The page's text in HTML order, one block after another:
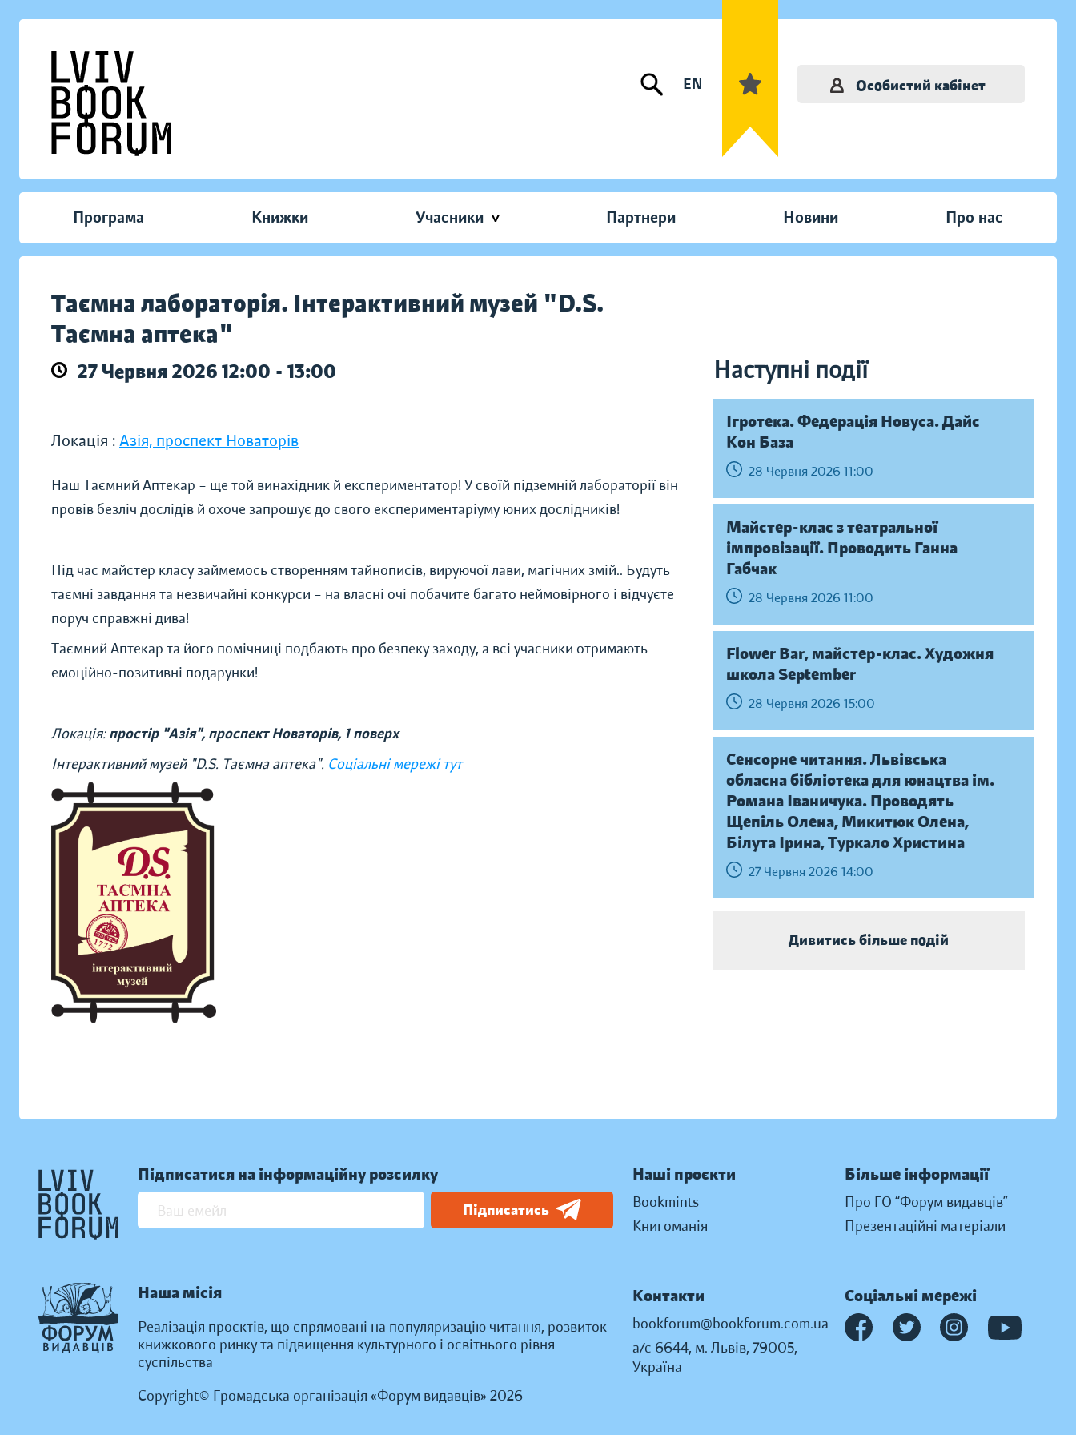
EN Особистий кабінет
Програма Книжки Учасники Партнери Новини Про нас
Таємна лабораторія. Інтерактивний музей "D.S.
Таємна аптека"
27 Червня 2026 12:00 - 13:00 Наступні події
Локація : Азія, проспект Новаторів
Наш Таємний Аптекар – ще той винахідник й експериментатор! У своїй підземній лабораторії він
провів безліч дослідів й охоче запрошує до свого експериментаріуму юних дослідників!
Під час майстер класу займемось створенням тайнописів, вируючої лави, магічних змій.. Будуть
таємні завдання та незвичайні конкурси – на власні очі побачите багато неймовірного і відчуєте
поруч справжні дива!
Таємний Аптекар та його помічниці подбають про безпеку заходу, а всі учасники отримають
емоційно-позитивні подарунки!
Локація:простір "Азія", проспект Новаторів, 1 поверх
Інтерактивний музей "D.S. Таємна аптека". Соціальні мережі тут
Ігротека. Федерація Новуса. Дайс
Кон База
28 Червня 2026 11:00
Майстер-клас з театральної
імпровізації. Проводить Ганна
Габчак
28 Червня 2026 11:00
Flower Bar, майстер-клас. Художня
школа September
28 Червня 2026 15:00
Сенсорне читання. Львівська
обласна бібліотека для юнацтва ім.
Романа Іваничука. Проводять
Щепіль Олена, Микитюк Олена,
Білута Ірина, Туркало Христина
27 Червня 2026 14:00
Дивитись більше подій
Підписатися на інформаційну розсилку
Підписатись
Наша місія
Реалізація проєктів, що спрямовані на популяризацію читання, розвиток
книжкового ринку та підвищення культурного і освітнього рівня
суспільства
Copyright© Громадська організація «Форум видавців» 2026
Наші проєкти
Bookmints
Книгоманія
Більше інформації
Про ГО “Форум видавців”
Презентаційні матеріали
Контакти
bookforum@bookforum.com.ua
а/с 6644, м. Львів, 79005,
Україна
Соціальні мережі